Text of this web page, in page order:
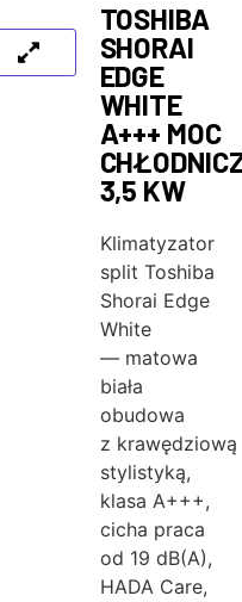
TOSHIBA
SHORAI
EDGE
WHITE
A+++ MOC
3,5 KW
Klimatyzator
split Toshiba
Shorai Edge
White
— matowa
biała
obudowa
z krawędziową
stylistyką,
klasa A+++,
cicha praca
od 19 dB(A),
HADA Care,